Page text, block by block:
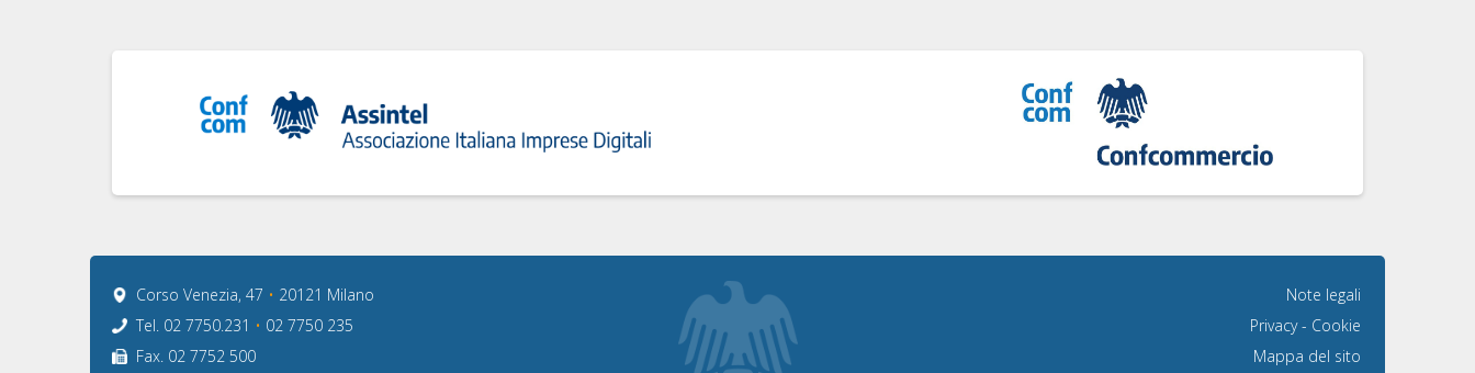
Corso Venezia, 47 • 20121 Milano
Tel. 02 7750.231 • 02 7750 235
Fax. 02 7752 500
Note legali
Privacy- Cookie
Mappa del sito